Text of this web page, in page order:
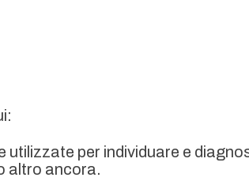
per individuare e
altro ancora.